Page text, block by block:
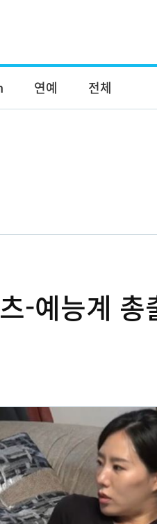
연예 전체
-예능계